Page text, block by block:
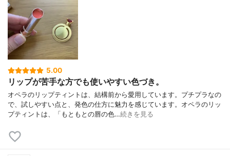
5.00
リップが苦手な方でも使いやすい色づき。
オペラのリップティントは、結構前から愛用しています。プチプラなの
で、試しやすい点と、発色の仕方に魅力を感じています。オペラのリッ
プティントは、「もともとの唇の色…続きを見る